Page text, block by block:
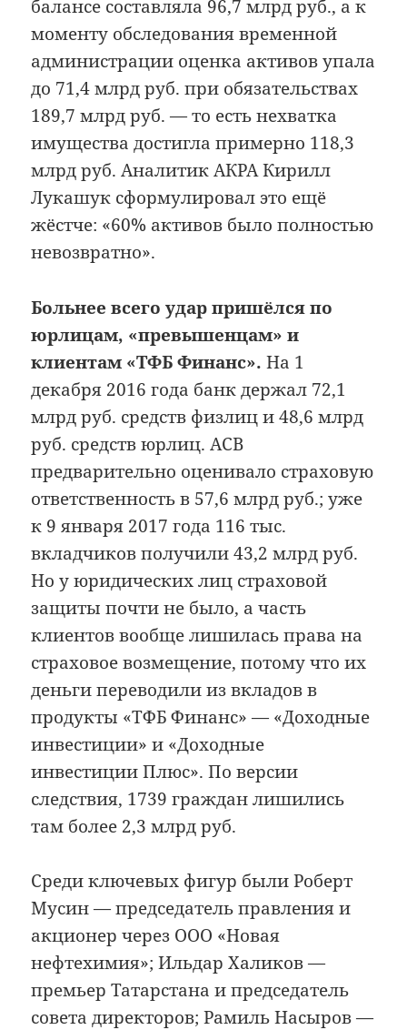
балансе составляла 96,7 млрд руб., а к
моменту обследования временной
администрации оценка активов упала
до 71,4 млрд руб. при обязательствах
189,7 млрд руб. — то есть нехватка
имущества достигла примерно 118,3
млрд руб. Аналитик АКРА Кирилл
Лукашук сформулировал это ещё
жёстче: «60% активов было полностью
невозвратно».
Больнее всего удар пришёлся по
юрлицам, «превышенцам» и
клиентам «ТФБ Финанс». На 1
декабря 2016 года банк держал 72,1
млрд руб. средств физлиц и 48,6 млрд
руб. средств юрлиц. АСВ
предварительно оценивало страховую
ответственность в 57,6 млрд руб.; уже
к 9 января 2017 года 116 тыс.
вкладчиков получили 43,2 млрд руб.
Но у юридических лиц страховой
защиты почти не было, а часть
клиентов вообще лишилась права на
страховое возмещение, потому что их
деньги переводили из вкладов в
продукты «ТФБ Финанс» — «Доходные
инвестиции» и «Доходные
инвестиции Плюс». По версии
следствия, 1739 граждан лишились
там более 2,3 млрд руб.
Среди ключевых фигур были Роберт
Мусин — председатель правления и
акционер через ООО «Новая
нефтехимия»; Ильдар Халиков —
премьер Татарстана и председатель
совета директоров; Рамиль Насыров —